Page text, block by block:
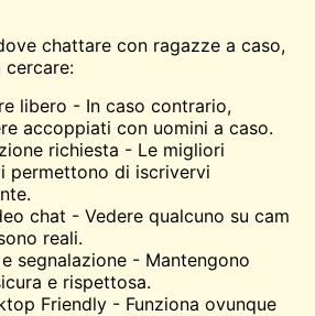
chattare con ragazze a caso,
cercare:
libero - In caso contrario,
accoppiati con uomini a caso.
richiesta - Le migliori
permettono di iscrivervi
chat - Vedere qualcuno su cam
reali.
segnalazione - Mantengono
e rispettosa.
Friendly - Funziona ovunque